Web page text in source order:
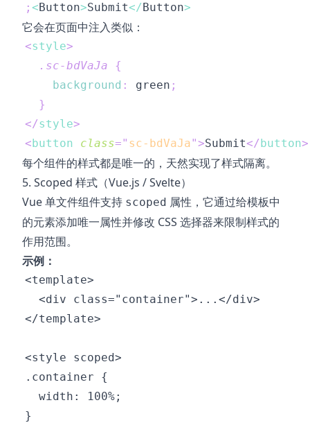
; <Button>Submit</Button>
它会在页面中注入类似：
<style>
.sc-bdVaJa
{
background : green ;
}
</style>
<button class=" sc-bdVaJa">Submit</button>
每个组件的样式都是唯一的，天然实现了样式隔离。
5. Scoped 样式（Vue.js / Svelte）
Vue 单文件组件支持 scoped 属性，它通过给模板中
的元素添加唯一属性并修改 CSS 选择器来限制样式的
作用范围。
示例：